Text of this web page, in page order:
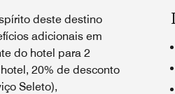
deste destino
adicionais em
do hotel para 2
20% de desconto
Seleto),